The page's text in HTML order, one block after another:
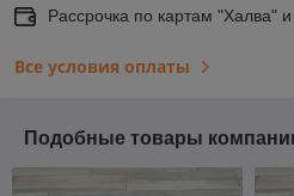
Рассрочка по картам "Халва"
Все условия оплаты
Подобные товары